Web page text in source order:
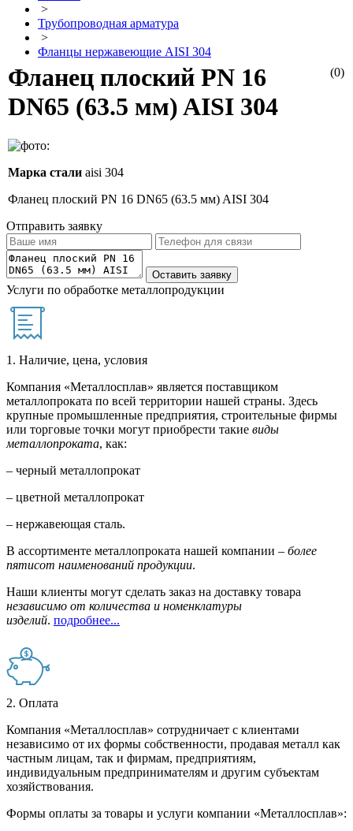
>
Трубопроводная арматура
>
Фланцы нержавеющие AISI 304
(0)
Фланец плоский PN 16
DN65 (63.5 мм) AISI 304
Марка стали aisi 304
Фланец плоский PN 16 DN65 (63.5 мм) AISI 304
Отправить заявку
Услуги по обработке металлопродукции
1. Наличие, цена, условия
Компания «Металлосплав» является поставщиком
металлопроката по всей территории нашей страны. Здесь
крупные промышленные предприятия, строительные фирмы
или торговые точки могут приобрести такие виды
металлопроката, как:
– черный металлопрокат
– цветной металлопрокат
– нержавеющая сталь.
В ассортименте металлопроката нашей компании – более
пятисот наименований продукции.
Наши клиенты могут сделать заказ на доставку товара
независимо от количества и номенклатуры
изделий. подробнее...
2. Оплата
Компания «Металлосплав» сотрудничает с клиентами
независимо от их формы собственности, продавая металл как
частным лицам, так и фирмам, предприятиям,
индивидуальным предпринимателям и другим субъектам
хозяйствования.
Формы оплаты за товары и услуги компании «Металлосплав»: